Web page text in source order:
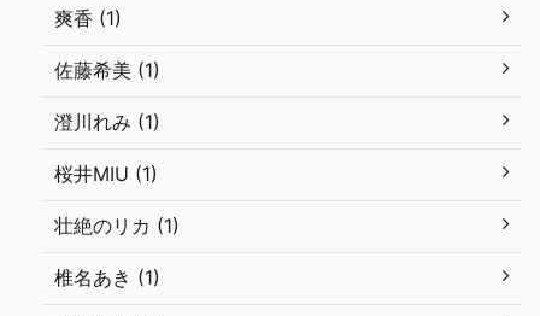
爽香 (1)
佐藤希美 (1)
澄川れみ (1)
桜井MIU (1)
壮絶のリカ (1)
椎名あき (1)